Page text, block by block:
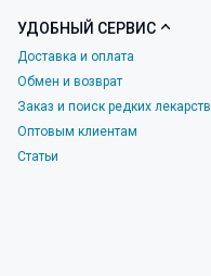
УДОБНЫЙ СЕРВИС
Доставка и оплата
Обмен и возврат
Заказ и поиск редких лекарств
Оптовым клиентам
Статьи